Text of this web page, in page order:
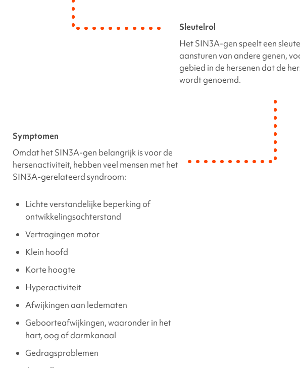
Sleutelrol
HetSIN3A-genspeelt een
aansturen van andere genen,
gebied in de hersenen dat de
wordt genoemd.
Symptomen
Omdat hetSIN3A-gen belangrijk is voor de
hersenactiviteit, hebben veel mensen met het
SIN3A-gerelateerdsyndroom:
Lichte verstandelijke beperking of
ontwikkelingsachterstand
Vertragingen motor
Klein hoofd
Korte hoogte
Hyperactiviteit
Afwijkingen aan ledematen
Geboorteafwijkingen, waaronder in het
hart, oog of darmkanaal
Gedragsproblemen